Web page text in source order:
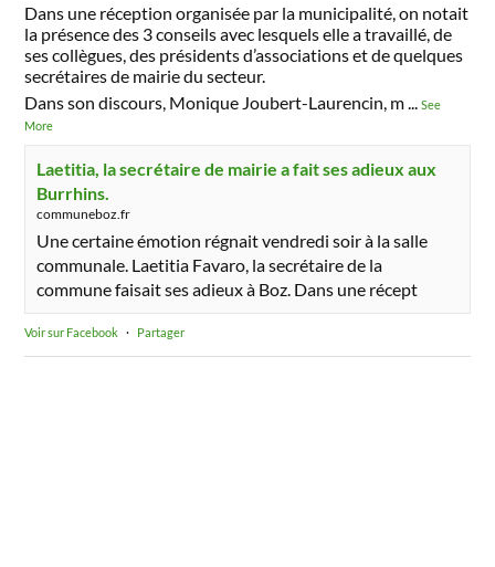
Dans une réception organisée par la municipalité, on notait
la présence des 3 conseils avec lesquels elle a travaillé, de
ses collègues, des présidents d’associations et de quelques
secrétaires de mairie du secteur.
Dans son discours, Monique Joubert-Laurencin, m...See
More
Laetitia, la secrétaire de mairie a fait ses adieux aux
Burrhins.
communeboz.fr
Une certaine émotion régnait vendredi soir à la salle
communale. Laetitia Favaro, la secrétaire de la
commune faisait ses adieux à Boz. Dans une récept
Voir sur Facebook · Partager